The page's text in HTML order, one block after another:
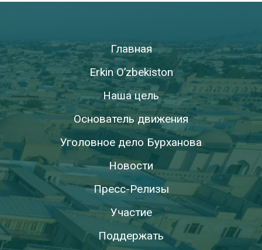
Главная
Erkin O’zbekiston
Наша цель
Основатель движения
Уголовное дело Бурханова
Новости
Пресс-Релизы
Участие
Поддержать